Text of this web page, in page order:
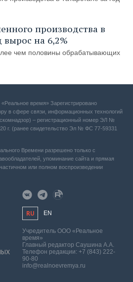
производства в
вырос на 6,2%
чем половины обрабатывающих
время» Зарегистрировано
в сфере связи, информационных технологий
– регистрационный номер ЭЛ №
г. (ранее свидетельство Эл № ФС 77-59331
Времени разрешено только с
упоминание сайта и прямая
или полном воспроизведении
RU EN
Учредитель ООО «Реальное
время»
Главный редактор Саушина А.А.
Телефон редакции: +7 (843) 222-
90-80
info@realnoevremya.ru